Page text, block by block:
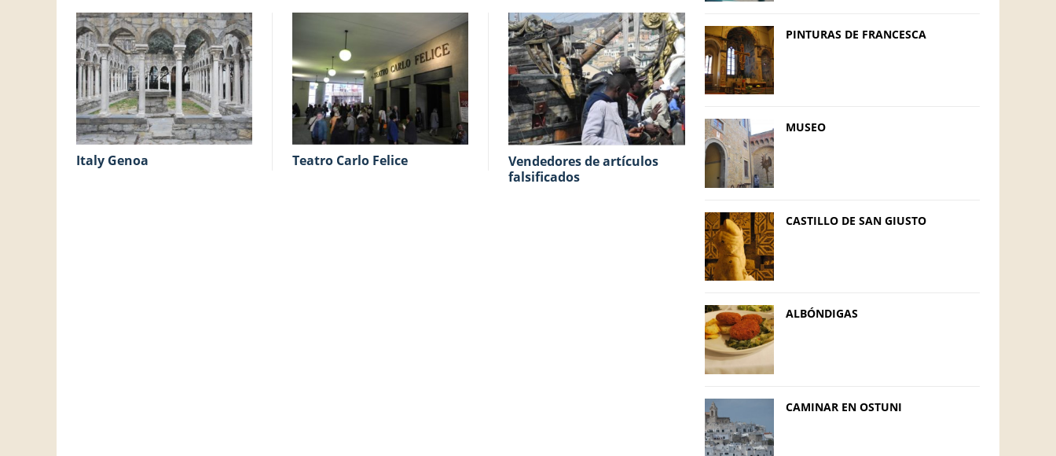
Italy Genoa Teatro Carlo Felice
Vendedores de artículos
falsificados
PINTURAS DE FRANCESCA
MUSEO
CASTILLO DE SAN GIUSTO
ALBÓNDIGAS
CAMINAR EN OSTUNI